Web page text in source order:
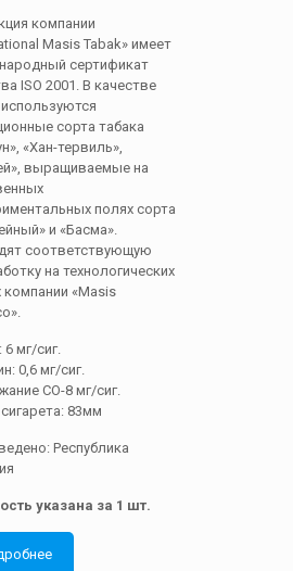
компании
Masis Tabak» имеет
сертификат
ISO 2001. В качестве
сорта табака
«Хан-тервиль»,
выращиваемые на
полях сорта
и «Басма».
соответствующую
на технологических
компании «Masis
мг/сиг.
0,6 мг/сиг.
СО-8 мг/сиг.
83мм
Республика
указана за 1 шт.